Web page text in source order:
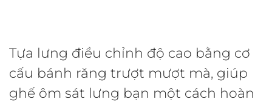
Tựa lưng điều chỉnh độ cao bằng cơ
cấu bánh răng trượt mượt mà, giúp
ghế ôm sát lưng bạn một cách hoàn